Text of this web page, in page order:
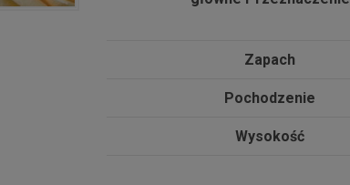
Zapach
Pochodzenie
Wysokość